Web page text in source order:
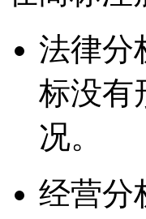
法律分
标没有
况。
经营分